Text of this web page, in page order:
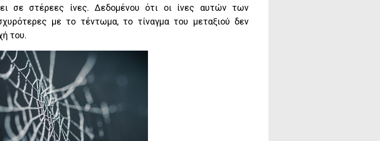
σε στέρεες ίνες. Δεδομένου ότι οι ίνες αυτών των
με το τέντωμα, το τίναγμα του μεταξιού δεν
του.